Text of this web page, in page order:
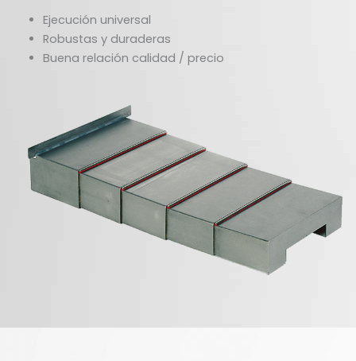
Ejecución universal
Robustas y duraderas
Buena relación calidad / precio